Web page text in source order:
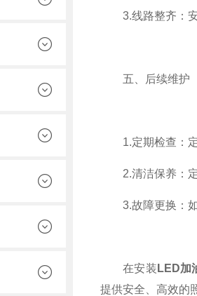
3.线路整齐：安
五、后续维护
1.定期检查：定
2.清洁保养：定
3.故障更换：如
在安装 LED加
提供安全、高效的